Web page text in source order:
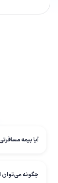
آیا بیمه
چگونه می‌توان